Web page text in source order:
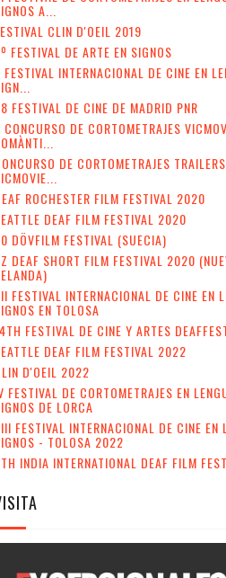
A...
CLIN D'OEIL 2019
FESTIVAL DE ARTE EN SIGNOS
FESTIVAL INTERNACIONAL DE CINE EN
FESTIVAL DE CINE DE MADRID PNR
CONCURSO DE CORTOMETRAJES
DE CORTOMETRAJES
ROCHESTER FILM FESTIVAL 2020
DEAF FILM FESTIVAL 2020
DÖVFILM FESTIVAL (SUECIA)
DEAF SHORT FILM FESTIVAL 2020
FESTIVAL INTERNACIONAL DE CINE EN
EN TOLOSA
FESTIVAL DE CINE Y ARTES
DEAF FILM FESTIVAL 2022
D'OEIL 2022
FESTIVAL DE CORTOMETRAJES EN
DE LORCA
FESTIVAL INTERNACIONAL DE CINE EN
- TOLOSA 2022
INDIA INTERNATIONAL DEAF FILM